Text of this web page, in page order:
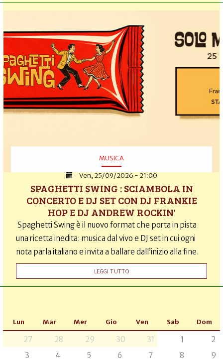
MUSICA
Ven, 25/09/2026 - 21:00
SPAGHETTI SWING : SCIAMBOLA IN
CONCERTO E DJ SET CON DJ FRANKIE
HOP E DJ ANDREW ROCKIN'
Spaghetti Swing è il nuovo format che porta in pista
una ricetta inedita: musica dal vivo e DJ set in cui ogni
nota parla italiano e invita a ballare dall’inizio alla fine.
LEGGI TUTTO
Lun Mar Mer Gio Ven Sab Dom
27 28 29 30 31 1
2
3
4 5 6 7 8
9